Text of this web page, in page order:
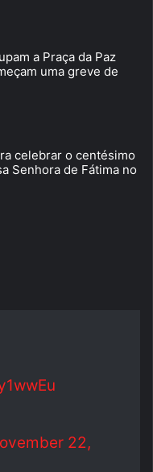
a Praça da Paz
uma greve de
celebrar o centésimo
Senhora de Fátima no
22,